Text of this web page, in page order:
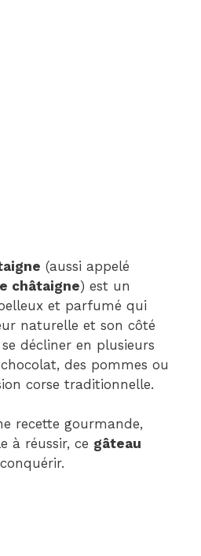
(aussi appelé
châtaigne) est un
et parfumé qui
naturelle et son côté
décliner en plusieurs
des pommes ou
corse traditionnelle.
recette gourmande,
à réussir, ce gâteau